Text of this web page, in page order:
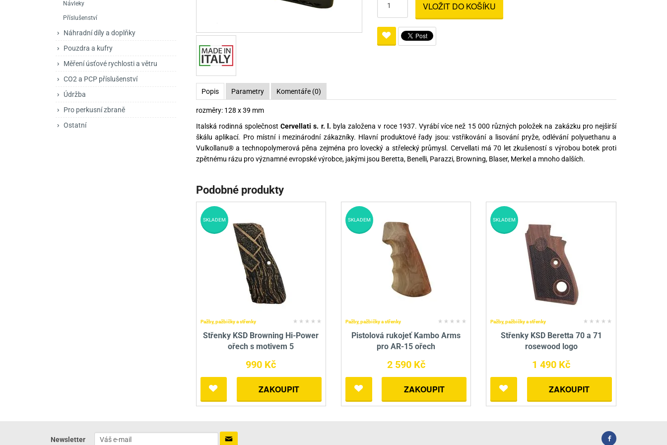
Brokovnice opakovací
Brokovnice samonabíjecí
Pistole samonabíjecí
Příslušenství pro nože
Luky
Kuše
Obranné spreje
Pro lištu weaver a picatinny Pistolové a revolverové náboje Ochranné prostředky
Rowan Engineering
Bipody, stolice a vaky
Pro perkusní zbraně
Svítilny
Návleky
Příslušenství
Náhradní díly a doplňky
Pouzdra a kufry
Měření úsťové rychlosti a větru
CO2 a PCP příslušenství
Údržba
Pro perkusní zbraně
Ostatní
VLOŽIT DO KOŠÍKU
Popis Parametry Komentáře (0)
rozměry: 128 x 39 mm
Italská rodinná společnostCervellati s. r. l. byla založena v roce 1937. Vyrábí více než 15 000 různých položek na zakázku pro nejširší
škálu aplikací. Pro místní i mezinárodní zákazníky. Hlavní produktové řady jsou: vstřikování a lisování pryže, odlévání polyuethanu a
Vulkollanu® a technopolymerová pěna zejména pro lovecký a střelecký průmysl. Cervellati má 70 let zkušeností s výrobou botek proti
zpětnému rázu pro významné evropské výrobce, jakými jsou Beretta, Benelli, Parazzi, Browning, Blaser, Merkel a mnoho dalších.
Podobné produkty
Pažby, pažbičky a střenky
Střenky KSD Browning Hi-Power
ořech s motivem 5
990 Kč
ZAKOUPIT
SKLADEM
Pažby, pažbičky a střenky
Pistolová rukojeť Kambo Arms
pro AR-15 ořech
2 590 Kč
ZAKOUPIT
SKLADEM
Pažby, pažbičky a střenky
Střenky KSD Beretta 70 a 71
rosewood logo
1 490 Kč
ZAKOUPIT
SKLADEM
Newsletter